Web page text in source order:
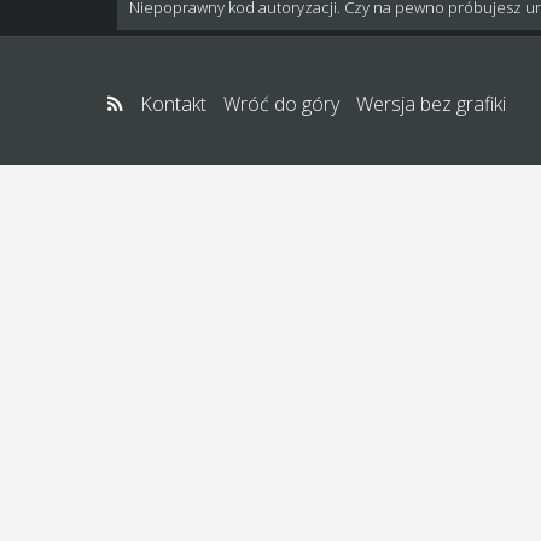
Niepoprawny kod autoryzacji. Czy na pewno próbujesz
Kontakt Wróć do góry Wersja bez grafiki